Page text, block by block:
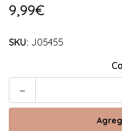
9,99€
SKU: J05455
-